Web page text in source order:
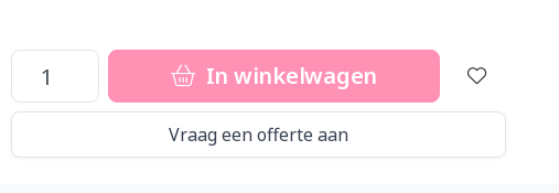
In winkelwagen
Vraag een offerte aan